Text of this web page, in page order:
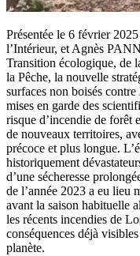
Présentée le 6 février
l’Intérieur, et Agnès
Transition écologique, de
la Pêche, la nouvelle
surfaces non boisés
mises en garde des
risque d’incendie de forêt
de nouveaux territoires,
précoce et plus longue.
historiquement
d’une sécheresse
de l’année 2023 a eu lieu
avant la saison habituelle
les récents incendies de
conséquences déjà
planète.